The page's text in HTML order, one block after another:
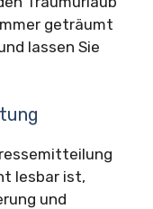
geträumt
lassen Sie
lesbar ist,
und